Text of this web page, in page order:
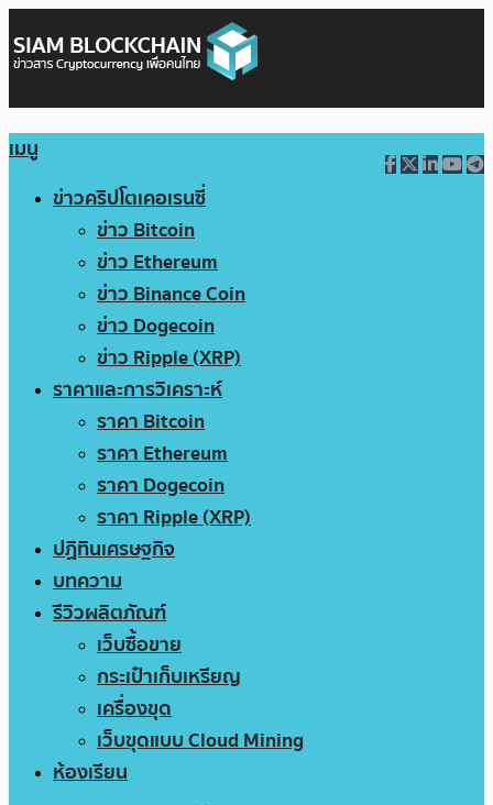
เมนู
ข่าวคริปโตเคอเรนซี่
ข่าว Bitcoin
ข่าว Ethereum
ข่าว Binance Coin
ข่าว Dogecoin
ข่าว Ripple (XRP)
ราคาและการวิเคราะห์
ราคา Bitcoin
ราคา Ethereum
ราคา Dogecoin
ราคา Ripple (XRP)
ปฏิทินเศรษฐกิจ
บทความ
รีวิวผลิตภัณฑ์
เว็บซื้อขาย
กระเป๋าเก็บเหรียญ
เครื่องขุด
เว็บขุดแบบ Cloud Mining
ห้องเรียน